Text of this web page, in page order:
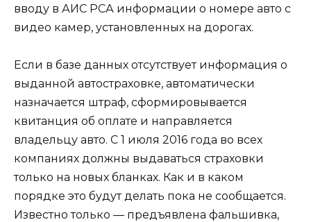
вводу в АИС РСА информации о номере авто с
видео камер, установленных на дорогах.
Если в базе данных отсутствует информация о
выданной автостраховке, автоматически
назначается штраф, сформировывается
квитанция об оплате и направляется
владельцу авто. С 1 июля 2016 года во всех
компаниях должны выдаваться страховки
только на новых бланках. Как и в каком
порядке это будут делать пока не сообщается.
Известно только — предъявлена фальшивка,